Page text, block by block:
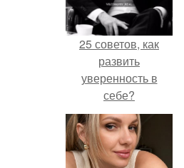
25 советов, как
развить
уверенность в
себе?